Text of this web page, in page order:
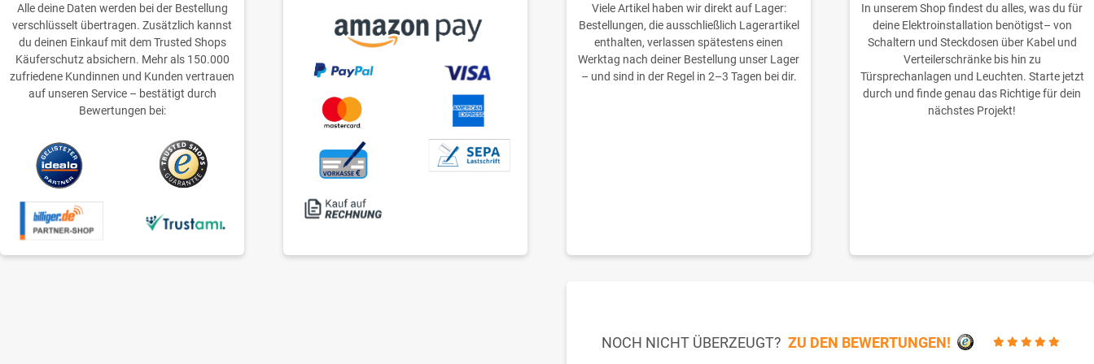
Alle deine Daten werden bei der Bestellung
verschlüsselt übertragen. Zusätzlich kannst
du deinen Einkauf mit dem Trusted Shops
Käuferschutz absichern. Mehr als 150.000
zufriedene Kundinnen und Kunden vertrauen
auf unseren Service – bestätigt durch
Bewertungen bei:
Viele Artikel haben wir direkt auf Lager:
Bestellungen, die ausschließlich Lagerartikel
enthalten, verlassen spätestens einen
Werktag nach deiner Bestellung unser Lager
– und sind in der Regel in 2–3 Tagen bei dir.
In unserem Shop findest du alles, was du für
deine Elektroinstallation benötigst– von
Schaltern und Steckdosen über Kabel und
Verteilerschränke bis hin zu
Türsprechanlagen und Leuchten. Starte jetzt
durch und finde genau das Richtige für dein
nächstes Projekt!
NOCH NICHT ÜBERZEUGT? ZU DEN BEWERTUNGEN!